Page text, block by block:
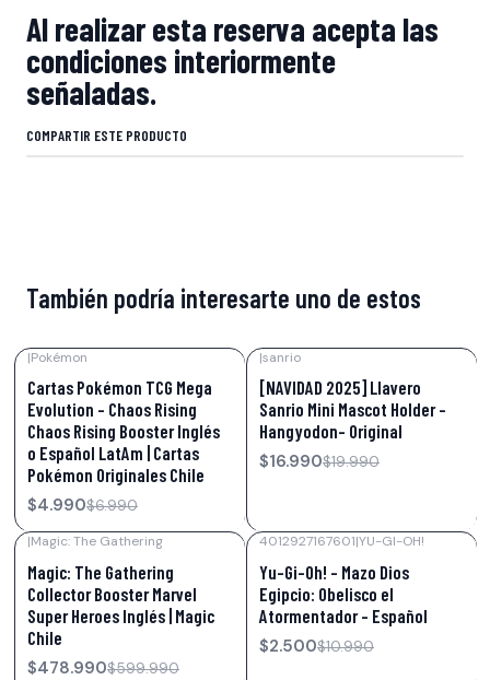
Al realizar esta reserva acepta las
condiciones interiormente
señaladas.
COMPARTIR ESTE PRODUCTO
También podría interesarte uno de estos
|Pokémon
Cartas Pokémon TCG Mega
Evolution – Chaos Rising
Chaos Rising Booster Inglés
o Español LatAm | Cartas
Pokémon Originales Chile
$4.990$6.990
|sanrio
[NAVIDAD 2025] Llavero
Sanrio Mini Mascot Holder –
Hangyodon- Original
$16.990$19.990
|Magic: The Gathering
Magic: The Gathering
Collector Booster Marvel
Super Heroes Inglés | Magic
Chile
$478.990$599.990
4012927167601|YU-GI-OH!
Yu-Gi-Oh! – Mazo Dios
Egipcio: Obelisco el
Atormentador – Español
$2.500$10.990